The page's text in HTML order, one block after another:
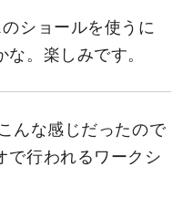
ショールを使うに
。楽しみです。
んな感じだったので
で行われるワークシ